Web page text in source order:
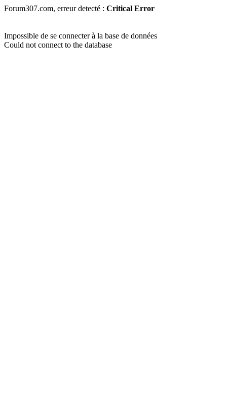
Forum307.com, erreur detecté : Critical Error
Impossible de se connecter à la base de données
Could not connect to the database